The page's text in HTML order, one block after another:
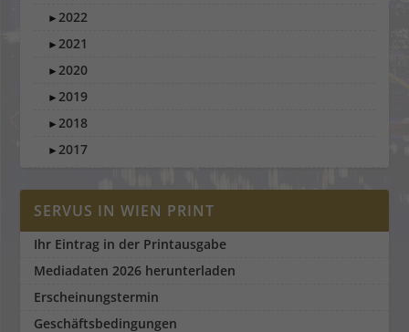
►2022
►2021
►2020
►2019
►2018
►2017
SERVUS IN WIEN PRINT
Ihr Eintrag in der Printausgabe
Mediadaten 2026 herunterladen
Erscheinungstermin
Geschäftsbedingungen